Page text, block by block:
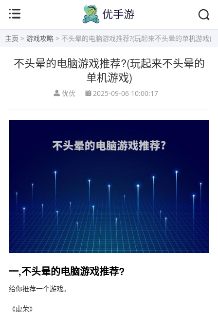
主页 > 游戏攻略 > 不头晕的电脑游戏推荐?(玩起来不头晕的单机游戏)
不头晕的电脑游戏推荐?(玩起来不头晕的
单机游戏)
优优 2025-09-06 10:00:17
一,不头晕的电脑游戏推荐?
给你推荐一个游戏。
《虚荣》